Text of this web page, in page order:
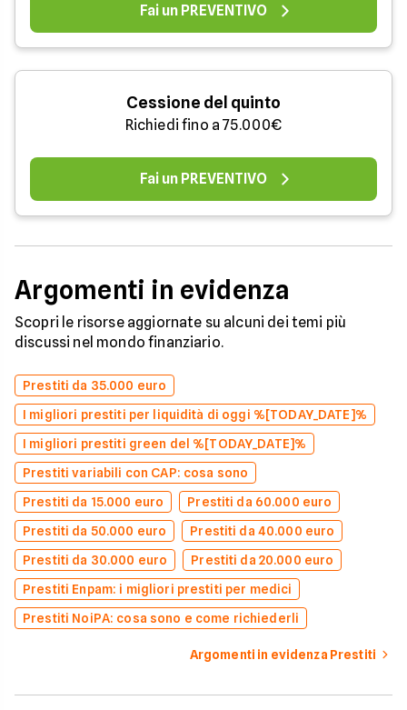
Fai un PREVENTIVO
Cessione del quinto
Richiedi fino a 75.000€
Fai un PREVENTIVO
Argomenti in evidenza
Scopri le risorse aggiornate su alcuni dei temi più
discussi nel mondo finanziario.
Prestiti da 35.000 euro
I migliori prestiti per liquidità di oggi %[TODAY_DATE]%
I migliori prestiti green del %[TODAY_DATE]%
Prestiti variabili con CAP: cosa sono
Prestiti da 15.000 euro
Prestiti da 60.000 euro
Prestiti da 50.000 euro
Prestiti da 40.000 euro
Prestiti da 30.000 euro
Prestiti da 20.000 euro
Prestiti Enpam: i migliori prestiti per medici
Prestiti NoiPA: cosa sono e come richiederli
Argomenti in evidenza Prestiti